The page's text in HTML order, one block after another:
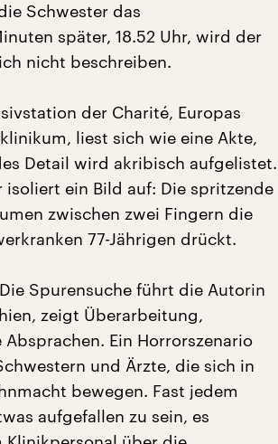
Schwester das
später, 18.52 Uhr, wird der
nicht beschreiben.
der Charité, Europas
liest sich wie eine Akte,
Detail wird akribisch aufgelistet.
ein Bild auf: Die spritzende
zwischen zwei Fingern die
77-Jährigen drückt.
Spurensuche führt die Autorin
zeigt Überarbeitung,
Ein Horrorszenario
und Ärzte, die sich in
bewegen. Fast jedem
aufgefallen zu sein, es